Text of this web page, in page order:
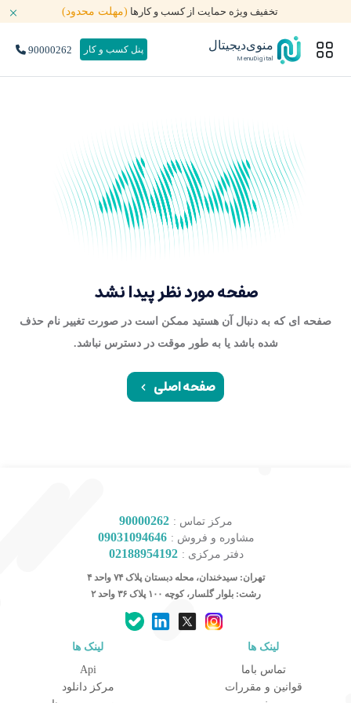
تخفیف ویژه حمایت از کسب و کارها (مهلت محدود)
منوی‌دیجیتال
MenuDigital
پنل کسب و کار 90000262
کارشناس مشاوره و فروش
جهت ارتباط در پیامرسان بله کلیک کنید
صفحه مورد نظر پیدا نشد
صفحه ای که به دنبال آن هستید ممکن است در صورت تغییر نام حذف
شده باشد یا به طور موقت در دسترس نباشد.
صفحه اصلی
مرکز تماس : 90000262
مشاوره و فروش : 09031094646
دفتر مرکزی : 02188954192
تهران: سیدخندان، محله دبستان پلاک ۷۴ واحد ۴
رشت: بلوار گلسار، کوچه ۱۰۰ پلاک ۳۶ واحد ۲
لینک ها
تماس باما
قوانین و مقررات
لینک ها
Api
مرکز دانلود